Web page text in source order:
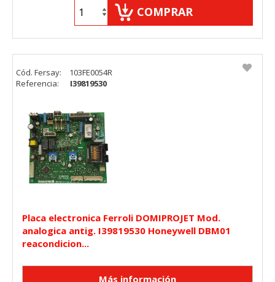
COMPRAR
Placa electronica Ferroli DOMIPROJET Mod.
analogica antig. I39819530 Honeywell DBM01
reacondicion...
Cód. Fersay:
103FE0054R
Referencia:
I39819530